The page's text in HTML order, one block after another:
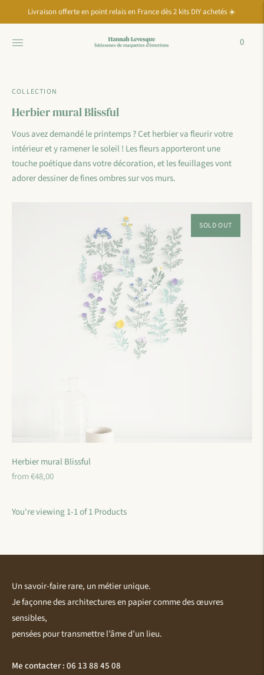
Move to
previous
slide
carousel
Livraison offerte en point relais en France dès 2 kits DIY achetés ☀️
0
COLLECTION
Herbier mural Blissful
Vous avez demandé le printemps ? Cet herbier va fleurir votre
intérieur et y ramener le soleil ! Les fleurs apporteront une
touche poétique dans votre décoration, et les feuillages vont
adorer dessiner de fines ombres sur vos murs.
SOLD OUT
Herbier mural Blissful
Regular
from €48,00
You're viewing 1-1 of 1 Products
Un savoir-faire rare, un métier unique.
Je façonne des architectures en papier comme des œuvres
sensibles,
pensées pour transmettre l’âme d’un lieu.
Me contacter : 06 13 88 45 08